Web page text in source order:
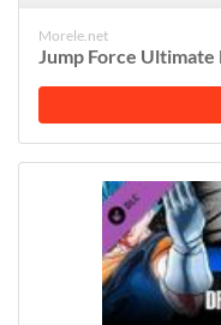
Morele.net
Jump Force